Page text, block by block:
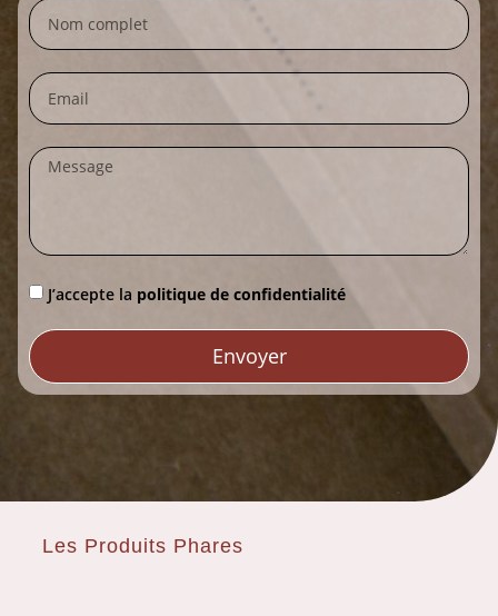
J’accepte la politique de confidentialité
Envoyer
Les Produits Phares